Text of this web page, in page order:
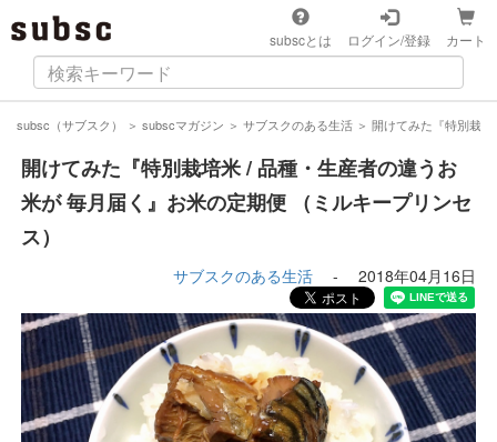
subscとは ログイン/登録 カート
subsc（サブスク） ＞ subscマガジン ＞ サブスクのある生活 ＞ 開けてみた『特別栽
開けてみた『特別栽培米 / 品種・生産者の違うお
米が 毎月届く』お米の定期便 （ミルキープリンセ
ス）
サブスクのある生活 - 2018年04月16日